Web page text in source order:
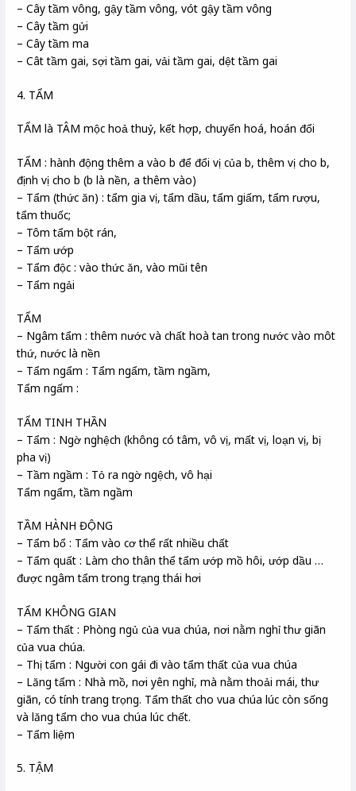
– Cây tầm vông, gậy tầm vông, vót gậy tầm vông
– Cây tầm gửi
– Cây tầm ma
– Cât tầm gai, sợi tầm gai, vải tầm gai, dệt tầm gai
4. TẨM
TẨM là TÂM mộc hoả thuỷ, kết hợp, chuyển hoá, hoán đổi
TẨM : hành động thêm a vào b để đổi vị của b, thêm vị cho b,
định vị cho b (b là nền, a thêm vào)
– Tẩm (thức ăn) : tẩm gia vị, tẩm dầu, tẩm giấm, tẩm rượu,
tẩm thuốc;
– Tôm tẩm bột rán,
– Tẩm ướp
– Tẩm độc : vào thức ăn, vào mũi tên
– Tẩm ngải
TẨM
– Ngâm tẩm : thêm nước và chất hoà tan trong nước vào môt
thứ, nước là nền
– Tẩm ngẩm : Tẩm ngẩm, tầm ngầm,
Tẩm ngấm :
TẨM TINH THẦN
– Tẩm : Ngờ nghệch (không có tâm, vô vị, mất vị, loạn vị, bị
pha vị)
– Tầm ngầm : Tỏ ra ngờ ngệch, vô hại
Tẩm ngẩm, tầm ngầm
TẦM HÀNH ĐỘNG
– Tẩm bổ : Tẩm vào cơ thể rất nhiều chất
– Tẩm quất : Làm cho thân thể tẩm ướp mồ hôi, ướp dầu …
được ngâm tẩm trong trạng thái hơi
TẨM KHÔNG GIAN
– Tẩm thất : Phòng ngủ của vua chúa, nơi nằm nghỉ thư giãn
của vua chúa.
– Thị tẩm : Người con gái đi vào tẩm thất của vua chúa
– Lăng tẩm : Nhà mồ, nơi yên nghỉ, mà nằm thoải mái, thư
giãn, có tính trang trọng. Tẩm thất cho vua chúa lúc còn sống
và lăng tẩm cho vua chúa lúc chết.
– Tẩm liệm
5. TẬM